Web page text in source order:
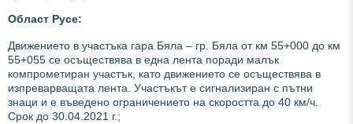
Област Русе:
Движението в участъка гара Бяла – гр. Бяла от км 55+000 до км
55+055 се осъществява в една лента поради малък
компрометиран участък, като движението се осъществява в
изпреварващата лента. Участъкът е сигнализиран с пътни
знаци и е въведено ограничението на скоростта до 40 км/ч.
Срок до 30.04.2021 г.;